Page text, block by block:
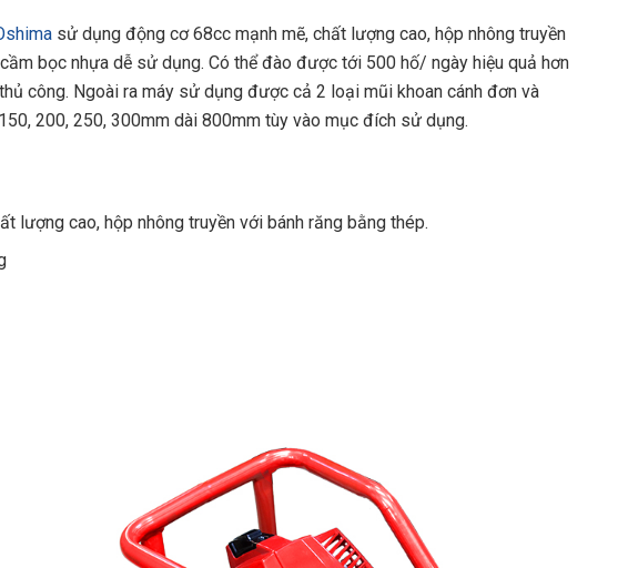
sử dụng động cơ 68cc mạnh mẽ, chất lượng cao, hộp nhông truyền
bọc nhựa dễ sử dụng. Có thể đào được tới 500 hố/ ngày hiệu quả hơn
công. Ngoài ra máy sử dụng được cả 2 loại mũi khoan cánh đơn và
200, 250, 300mm dài 800mm tùy vào mục đích sử dụng.
lượng cao, hộp nhông truyền với bánh răng bằng thép.